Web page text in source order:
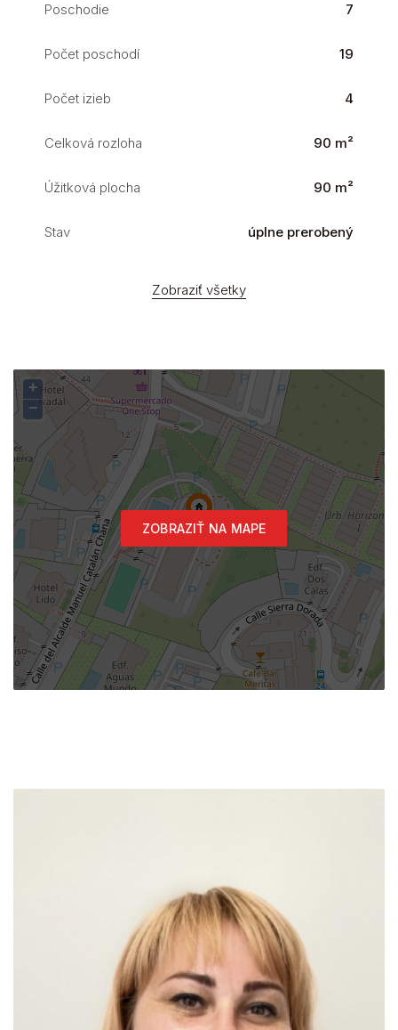
Poschodie 7
Počet poschodí 19
Počet izieb 4
Celková rozloha 90 m²
Úžitková plocha 90 m²
Stav úplne prerobený
Zobraziť všetky
ZOBRAZIŤ NA MAPE
+
−